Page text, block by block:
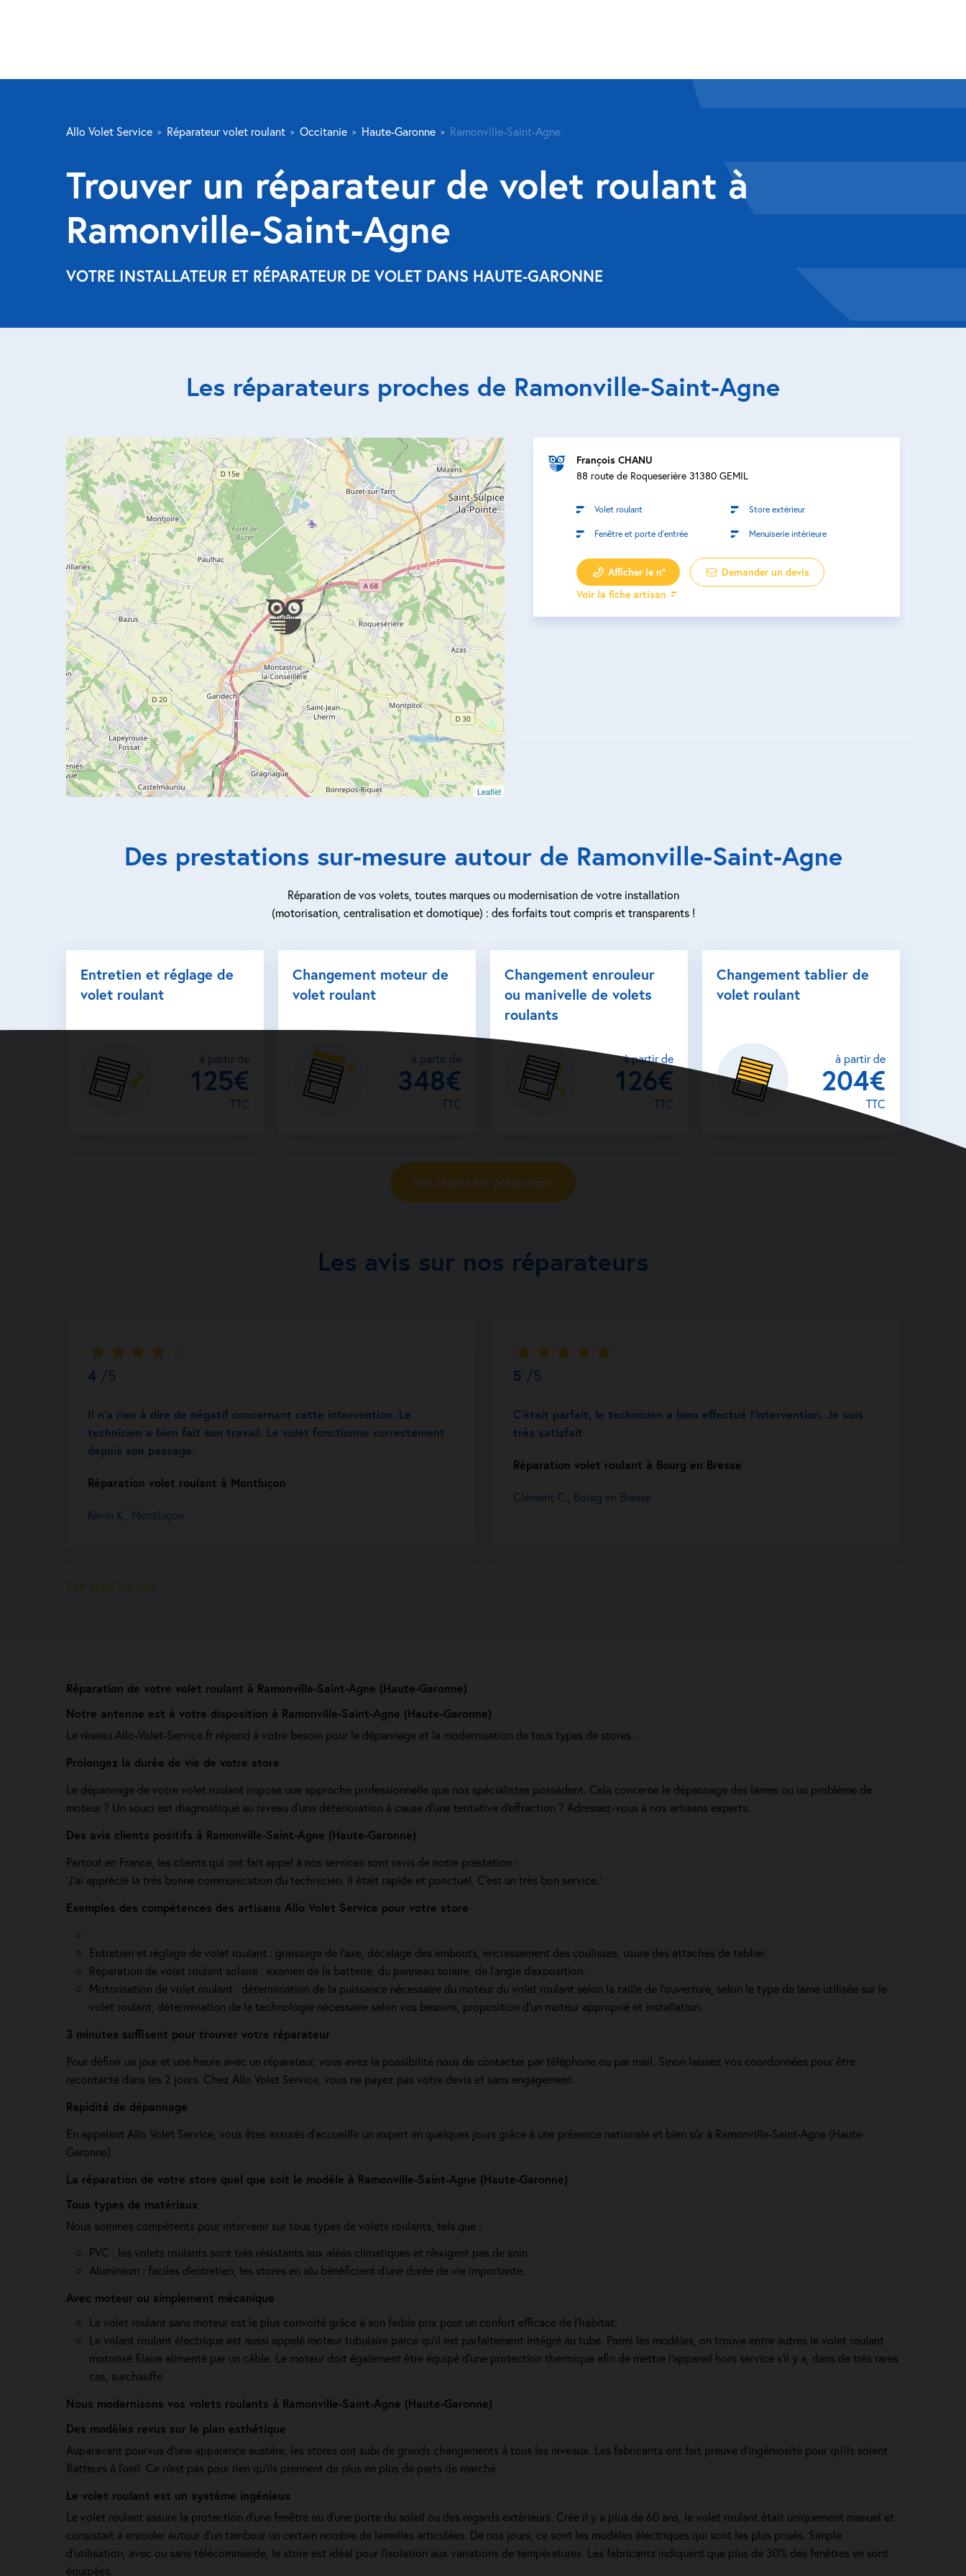
Allo Volet Service Réparateur volet roulant Occitanie Haute-Garonne Ramonville-Saint-Agne
Trouver un réparateur de volet roulant à
Ramonville-Saint-Agne
VOTRE INSTALLATEUR ET RÉPARATEUR DE VOLET DANS HAUTE-GARONNE
Réparation de votre volet roulant à Ramonville-Saint-Agne (Haute-Garonne)
Notre antenne est à votre disposition à Ramonville-Saint-Agne (Haute-Garonne)
Le réseau Allo-Volet-Service.fr répond à votre besoin pour le dépannage et la modernisation de tous types de stores.
Prolongez la durée de vie de votre store
Le dépannage de votre volet roulant impose une approche professionnelle que nos spécialistes possèdent. Cela concerne le dépannage des lames ou un problème de
moteur ? Un souci est diagnostiqué au niveau d'une détérioration à cause d'une tentative d'effraction ? Adressez-vous à nos artisans experts.
Des avis clients positifs à Ramonville-Saint-Agne (Haute-Garonne)
Partout en France, les clients qui ont fait appel à nos services sont ravis de notre prestation :
'J’ai apprécié la très bonne communication du technicien. Il était rapide et ponctuel. C’est un très bon service.'
Exemples des compétences des artisans Allo Volet Service pour votre store
Entretien et réglage de volet roulant : graissage de l’axe, décalage des embouts, encrassement des coulisses, usure des attaches de tablier.
Réparation de volet roulant solaire : examen de la batterie, du panneau solaire, de l'angle d'exposition.
Motorisation de volet roulant : détermination de la puissance nécessaire du moteur du volet roulant selon la taille de l’ouverture, selon le type de lame utilisée sur le
volet roulant, détermination de la technologie nécessaire selon vos besoins, proposition d'un moteur approprié et installation.
3 minutes suffisent pour trouver votre réparateur
Pour définir un jour et une heure avec un réparateur, vous avez la possibilité nous de contacter par téléphone ou par mail. Sinon laissez vos coordonnées pour être
recontacté dans les 2 jours. Chez Allo Volet Service, vous ne payez pas votre devis et sans engagement.
Rapidité de dépannage
En appelant Allo Volet Service, vous êtes assurés d'accueillir un expert en quelques jours grâce à une présence nationale et bien sûr à Ramonville-Saint-Agne (Haute-
Garonne).
La réparation de votre store quel que soit le modèle à Ramonville-Saint-Agne (Haute-Garonne)
Tous types de matériaux
Nous sommes compétents pour intervenir sur tous types de volets roulants, tels que :
PVC : les volets roulants sont très résistants aux aléas climatiques et n'exigent pas de soin.
Aluminium : faciles d'entretien, les stores en alu bénéficient d'une durée de vie importante.
Avec moteur ou simplement mécanique
Le volet roulant sans moteur est le plus convoité grâce à son faible prix pour un confort efficace de l'habitat.
Le volant roulant électrique est aussi appelé moteur tubulaire parce qu'il est parfaitement intégré au tube. Parmi les modèles, on trouve entre autres le volet roulant
motorisé filaire alimenté par un câble. Le moteur doit également être équipé d'une protection thermique afin de mettre l'appareil hors service s'il y a, dans de très rares
cas, surchauffe.
Nous modernisons vos volets roulants à Ramonville-Saint-Agne (Haute-Garonne)
Des modèles revus sur le plan esthétique
Auparavant pourvus d'une apparence austère, les stores ont subi de grands changements à tous les niveaux. Les fabricants ont fait preuve d'ingéniosité pour qu'ils soient
flatteurs à l'oeil. Ce n'est pas pour rien qu'ils prennent de plus en plus de parts de marché.
Le volet roulant est un système ingénieux
Le volet roulant assure la protection d'une fenêtre ou d'une porte du soleil ou des regards extérieurs. Crée il y a plus de 60 ans, le volet roulant était uniquement manuel et
consistait à enrouler autour d'un tambour un certain nombre de lamelles articulées. De nos jours, ce sont les modèles électriques qui sont les plus prisés. Simple
d'utilisation, avec ou sans télécommande, le store est idéal pour l'isolation aux variations de températures. Les fabricants indiquent que plus de 30% des fenêtres en sont
équipées.
Les réparateurs proches de Ramonville-Saint-Agne
Leaflet
François CHANU
88 route de Roqueserière 31380 GEMIL
Volet roulant Store extérieur
Fenêtre et porte d’entrée Menuiserie intérieure
Afficher le n°
Demander un devis
Voir la fiche artisan
Des prestations sur-mesure autour de Ramonville-Saint-Agne
Réparation de vos volets, toutes marques ou modernisation de votre installation
(motorisation, centralisation et domotique) : des forfaits tout compris et transparents !
Entretien et réglage de
volet roulant
à partir de
125€
TTC
Changement moteur de
volet roulant
à partir de
348€
TTC
Changement enrouleur
ou manivelle de volets
roulants
à partir de
126€
TTC
Changement tablier de
volet roulant
à partir de
204€
TTC
Voir toutes les prestations
Les avis sur nos réparateurs
4 /5
Il n’a rien à dire de négatif concernant cette intervention. Le
technicien a bien fait son travail. Le volet fonctionne correctement
depuis son passage.
Réparation volet roulant à Montluçon
Kevin K., Montluçon
5 /5
C’était parfait, le technicien a bien effectué l’intervention. Je suis
très satisfait
Réparation volet roulant à Bourg en Bresse
Clément C., Bourg en Bresse
Voir tous les avis